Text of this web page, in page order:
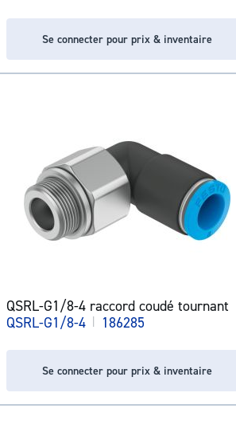
Se connecter pour prix & inventaire
QSRL-G1/8-4 raccord coudé tournant
QSRL-G1/8-4 | 186285
Se connecter pour prix & inventaire